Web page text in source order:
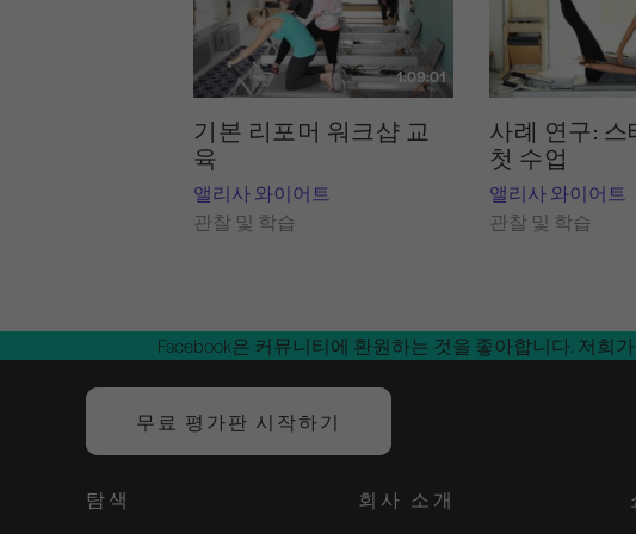
1:09:01
기본 리포머 워크샵 교
육
앨리사 와이어트
관찰 및 학습
사례 연구: 스
첫 수업
앨리사 와이어트
관찰 및 학습
Facebook은 커뮤니티에 환원하는 것을 좋아합니다. 저희
무료 평가판 시작하기
탐색 회사 소개